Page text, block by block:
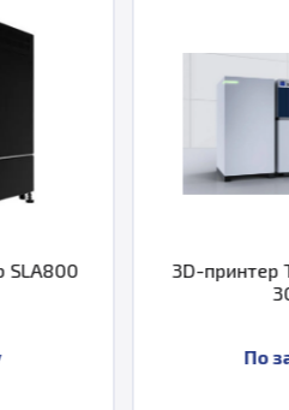
3D-принтер Trumpf
По запросу